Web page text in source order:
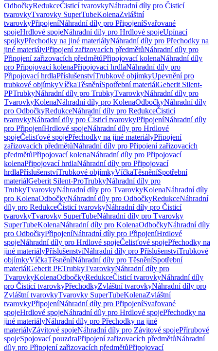
OdbočkyRedukceČisticí tvarovkyNáhradní díly pro Čisticí
tvarovkyTvarovky SuperTubeKolenaZvláštní
tvarovkyPřipojeníNáhradní díly pro PřipojeníSvařované
spojeHrdlové spojeNáhradní díly pro Hrdlové spojeUpínací
spojkyPřechodky na jiné materiályNáhradní díly pro Přechodky na
jiné materiályPřipojení zařizovacích předmětůNáhradní díly pro
Připojení zařizovacích předmětůPřipojovací kolenaNáhradní díly
pro Připojovací kolenaPřipojovací hrdlaNáhradní díly pro
Připojovací hrdlaPříslušenstvíTrubkové objímkyUpevnění pro
trubkové objímkyVíčkaTěsněníSpotřební materiálGeberit Silent-
PPTrubkyNáhradní díly pro TrubkyTvarovkyNáhradní díly pro
TvarovkyKolenaNáhradní díly pro KolenaOdbočkyNáhradní díly
pro OdbočkyRedukceNáhradní díly pro RedukceČisticí
tvarovkyNáhradní díly pro Čisticí tvarovkyPřipojeníNáhradní díly
pro PřipojeníHrdlové spojeNáhradní díly pro Hrdlové
spojeČelisťové spojePřechodky na jiné materiályPřipojení
zařizovacích předmětůNáhradní díly pro Připojení zařizovacích
předmětůPřipojovací kolenaNáhradní díly pro Připojovací
kolenaPřipojovací hrdlaNáhradní díly pro Připojovací
hrdlaPříslušenstvíTrubkové objímkyVíčkaTěsněníSpotřební
materiálGeberit Silent-ProTrubkyNáhradní díly pro
TrubkyTvarovkyNáhradní díly pro TvarovkyKolenaNáhradní díly
pro KolenaOdbočkyNáhradní díly pro OdbočkyRedukceNáhradní
díly pro RedukceČisticí tvarovkyNáhradní díly pro Čisticí
tvarovkyTvarovky SuperTubeNáhradní díly pro Tvarovky
SuperTubeKolenaNáhradní díly pro KolenaOdbočkyNáhradní díly
pro OdbočkyPřipojeníNáhradní díly pro PřipojeníHrdlové
spojeNáhradní díly pro Hrdlové spojeČelisťové spojePřechodky na
jiné materiályPříslušenstvíNáhradní díly pro PříslušenstvíTrubkové
objímkyVíčkaTěsněníNáhradní díly pro TěsněníSpotřební
materiálGeberit PETrubkyTvarovkyNáhradní díly pro
TvarovkyKolenaOdbočkyRedukceČisticí tvarovkyNáhradní díly
pro Čisticí tvarovkyPřechodkyZvláštní tvarovkyNáhradní díly pro
Zvláštní tvarovkyTvarovky SuperTubeKolenaZvláštní
tvarovkyPřipojeníNáhradní díly pro PřipojeníSvařované
spojeHrdlové spojeNáhradní díly pro Hrdlové spojePřechodky na
jiné materiályNáhradní díly pro Přechodky na jiné
materiályZávitové spojeNáhradní díly pro Závitové spojePřírubové
spojeSpojovací pouzdraPřipojení zařizovacích předmětůNáhradní
díly pro Připojení zařizovacích předmětůPřipojovací